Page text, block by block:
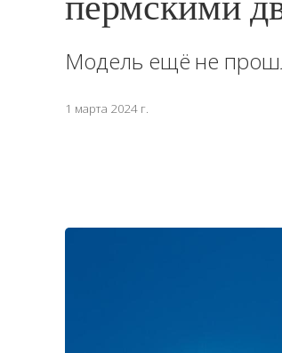
Модель ещё не
1 марта 2024 г.